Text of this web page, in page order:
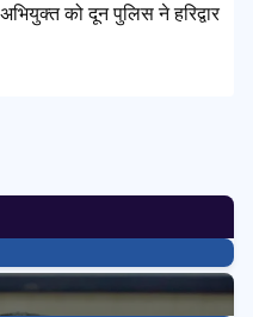
को दून पुलिस ने हरिद्वार